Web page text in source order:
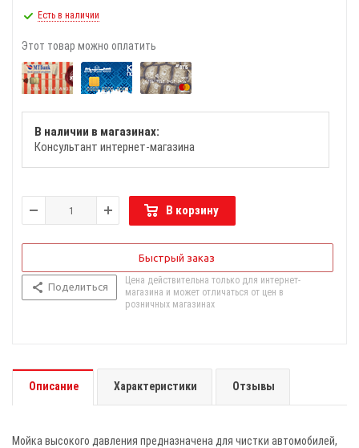
Есть в наличии
Этот товар можно оплатить
В наличии в магазинах:
Консультант интернет-магазина
В корзину
Быстрый заказ
Поделиться
Цена действительна только для интернет-
магазина и может отличаться от цен в
розничных магазинах
Описание Характеристики Отзывы
Мойка высокого давления предназначена для чистки автомобилей,